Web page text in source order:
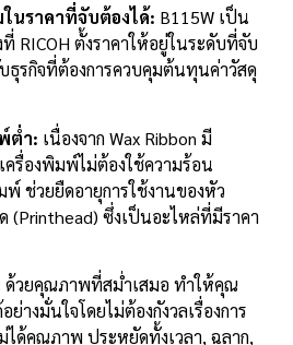
นราคาที่จับต้องได้: B115W เป็น
RICOH ตั้งราคาให้อยู่ในระดับที่จับ
ธุรกิจที่ต้องการควบคุมต้นทุนค่าวัสดุ
ต่ำ: เนื่องจาก Wax Ribbon มี
รื่องพิมพ์ไม่ต้องใช้ความร้อน
พ์ ช่วยยืดอายุการใช้งานของหัว
(Printhead) ซึ่งเป็นอะไหล่ที่มีราคา
ด้วยคุณภาพที่สม่ำเสมอ ทำให้คุณ
างมั่นใจโดยไม่ต้องกังวลเรื่องการ
ด้คุณภาพ ประหยัดทั้งเวลา, ฉลาก,